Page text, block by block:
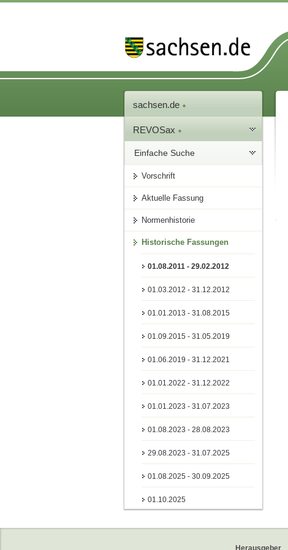
sachsen.de
REVOSax
Einfache Suche
Vorschrift
Aktuelle Fassung
Normenhistorie
Historische Fassungen
01.08.2011 - 29.02.2012
01.03.2012 - 31.12.2012
01.01.2013 - 31.08.2015
01.09.2015 - 31.05.2019
01.06.2019 - 31.12.2021
01.01.2022 - 31.12.2022
01.01.2023 - 31.07.2023
01.08.2023 - 28.08.2023
29.08.2023 - 31.07.2025
01.08.2025 - 30.09.2025
01.10.2025
Herausgeber